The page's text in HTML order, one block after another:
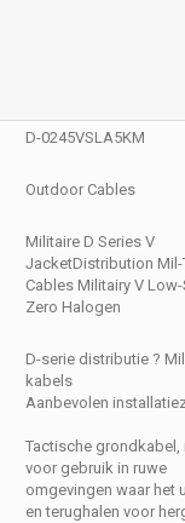
D-0245VSLA5KM
Outdoor Cables
Militaire D Series V
JacketDistribution Mil-
Cables Militairy V
Zero Halogen
D-serie distributie ?
kabels
Aanbevolen
Tactische grondkabel,
voor gebruik in ruwe
omgevingen waar het
en terughalen voor